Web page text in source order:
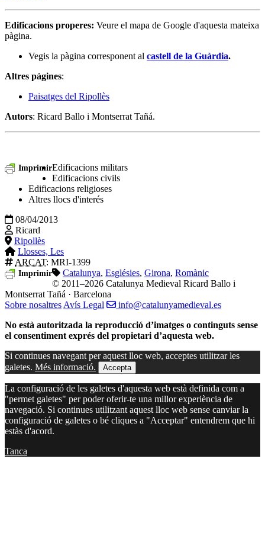
Edificacions properes: Veure el mapa de Google d'aquesta mateixa
pàgina.
Vegis la pàgina corresponent al castell de la Guàrdia.
Altres pàgines:
Paisatges del Ripollès
Autors: Ricard Ballo i Montserrat Tañá.
ImprimirEdificacions militars
Edificacions civils
Edificacions religioses
Altres llocs d'interés
08/04/2013
Ricard
Ripollès
Llosses, Les
ARCAT: MRI-1399
Imprimir Catalunya, Esglésies, Girona, Romànic
© 2011–2026 Catalunya Medieval Ricard Ballo i
Montserrat Tañá · Barcelona
Sobre nosaltres Avís Legal
info@catalunyamedieval.es
No està autoritzada la reproducció d’imatges o continguts sense
el consentiment exprés del propietari d’aquesta web.
Si continues navegant per aquest lloc web, acceptes utilitzar les
galetes. Més informació. Accepta
La configuració de les galetes d'aquesta web està definida com a
"permet galetes" per poder oferir-te una millor experiència de
navegació. Si continues utilitzant aquest lloc web sense canviar la
configuració de galetes o bé cliques a "Acceptar" entendrem que hi
estàs d'acord.
Tanca